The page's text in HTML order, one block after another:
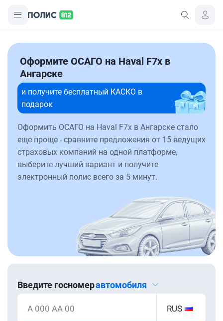
Оформите ОСАГО на Haval F7x в
Ангарске
и получите бесплатный КАСКО в
подарок
Оформить ОСАГО на Haval F7x в Ангарске стало
еще проще - сравните предложения от 15 ведущих
страховых компаний на одной платформе,
выберите лучший вариант и получите
электронный полис всего за 5 минут.
Введите госномеравтомобиля
А 000 АА 00 RUS